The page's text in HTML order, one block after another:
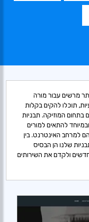
מרשים עבור מורה
תוכלו להקים בקלות
המוזיקה. תבניות
להתאים למורים
למרחב האינטרנט. בין
שלנו הן הבסיס
ולקדם את השירותים